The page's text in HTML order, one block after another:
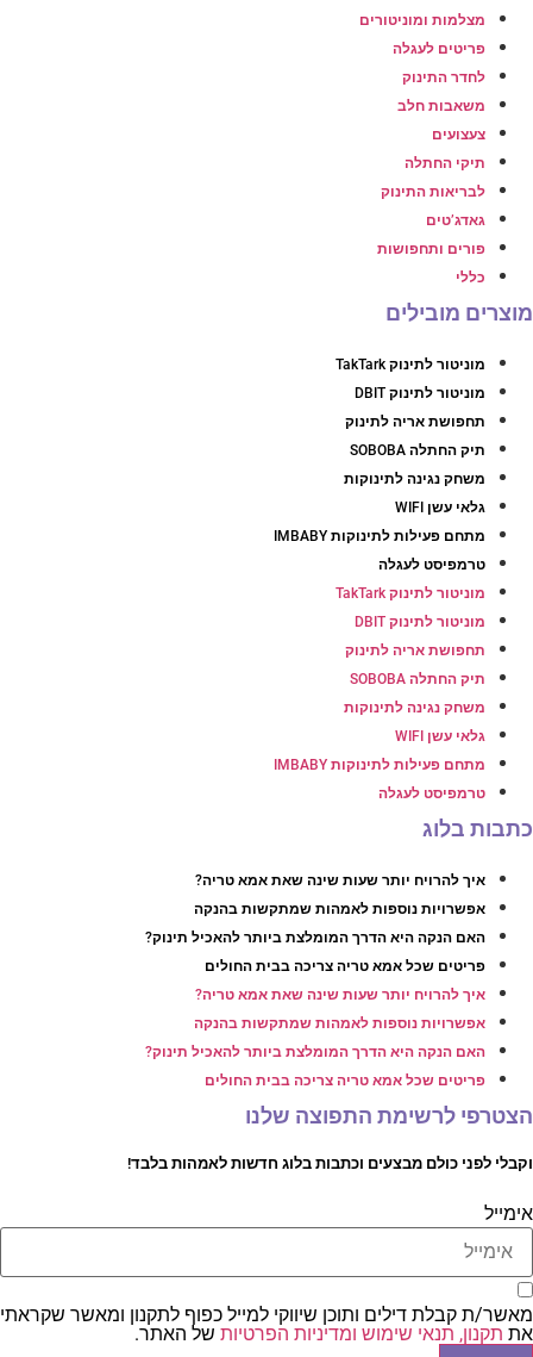
מצלמות ומוניטורים
פריטים לעגלה
לחדר התינוק
משאבות חלב
צעצועים
תיקי החתלה
לבריאות התינוק
גאדג’טים
פורים ותחפושות
כללי
מוצרים מובילים
מוניטור לתינוק TakTark
מוניטור לתינוק DBIT
תחפושת אריה לתינוק
תיק החתלה SOBOBA
משחק נגינה לתינוקות
גלאי עשן WIFI
מתחם פעילות לתינוקות IMBABY
טרמפיסט לעגלה
מוניטור לתינוק TakTark
מוניטור לתינוק DBIT
תחפושת אריה לתינוק
תיק החתלה SOBOBA
משחק נגינה לתינוקות
גלאי עשן WIFI
מתחם פעילות לתינוקות IMBABY
טרמפיסט לעגלה
כתבות בלוג
איך להרויח יותר שעות שינה שאת אמא טריה?
אפשרויות נוספות לאמהות שמתקשות בהנקה
האם הנקה היא הדרך המומלצת ביותר להאכיל תינוק?
פריטים שכל אמא טריה צריכה בבית החולים
איך להרויח יותר שעות שינה שאת אמא טריה?
אפשרויות נוספות לאמהות שמתקשות בהנקה
האם הנקה היא הדרך המומלצת ביותר להאכיל תינוק?
פריטים שכל אמא טריה צריכה בבית החולים
הצטרפי לרשימת התפוצה שלנו
וקבלי לפני כולם מבצעים וכתבות בלוג חדשות לאמהות בלבד!
אימייל
מאשר/ת קבלת דילים ותוכן שיווקי למייל כפוף לתקנון ומאשר שקראתי
את תקנון, תנאי שימוש ומדיניות הפרטיותשל האתר.